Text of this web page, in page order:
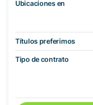
Ubicaciones en
Títulos preferimos
Tipo de contrato